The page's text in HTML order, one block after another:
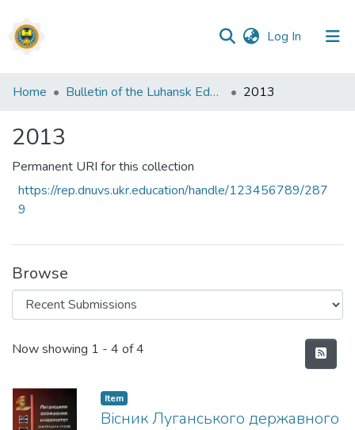
Log In (current)
Communities
Collections
All of DSpace
Statistics
Home Bulletin of the Luhansk Educational and Scientific Institute named after E.O. Didorenko. Вісник Луганського навчально-наукового інституту імені Е.О. Дідоренка 2013
2013
Permanent URI for this collection
https://rep.dnuvs.ukr.education/handle/123456789/287
9
Browse
Recent Submissions
Now showing 1 - 4 of 4
Item
Вісник Луганського державного